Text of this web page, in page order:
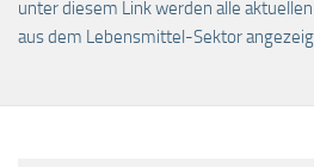
unter diesem Link werden alle
aus dem Lebensmittel-Sektor